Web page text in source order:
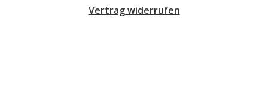
Vertrag widerrufen